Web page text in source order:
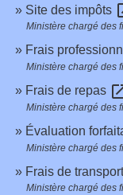
Site des impôts
Ministère chargé des
Frais
Ministère chargé des
Frais de repas
Ministère chargé des
Évaluation
Ministère chargé des
Frais de
Ministère chargé des